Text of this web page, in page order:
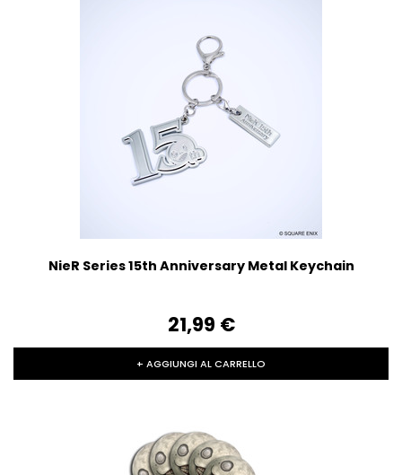
NieR Series 15th Anniversary Metal Keychain
21,99‎ ‎€
+ AGGIUNGI AL CARRELLO